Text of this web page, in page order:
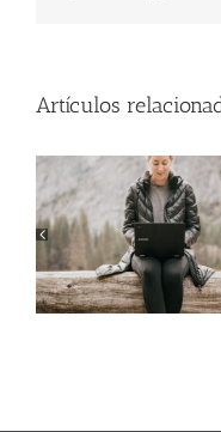
Artículos